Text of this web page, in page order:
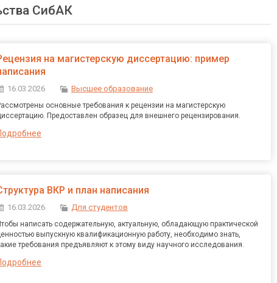
СибАК
на магистерскую диссертацию: пример
16.03.2026 Высшее образование
основные требования к рецензии на магистерскую
Предоставлен образец для внешнего рецензирования.
ВКР и план написания
16.03.2026 Для студентов
написать содержательную, актуальную, обладающую практической
выпускную квалификационную работу, необходимо знать,
требования предъявляют к этому виду научного исследования.